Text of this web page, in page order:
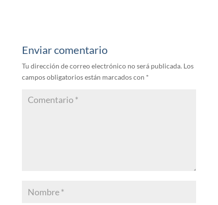
Enviar comentario
Tu dirección de correo electrónico no será publicada. Los
campos obligatorios están marcados con *